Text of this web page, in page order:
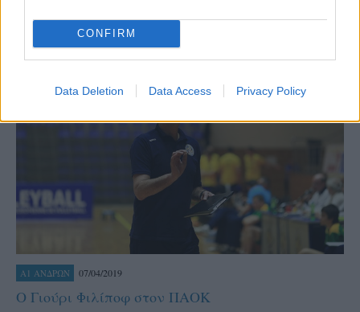
CONFIRM
Data Deletion Data Access Privacy Policy
Α1 ΑΝΔΡΩΝ 07/04/2019
Ο Γιούρι Φιλίποφ στον ΠΑΟΚ